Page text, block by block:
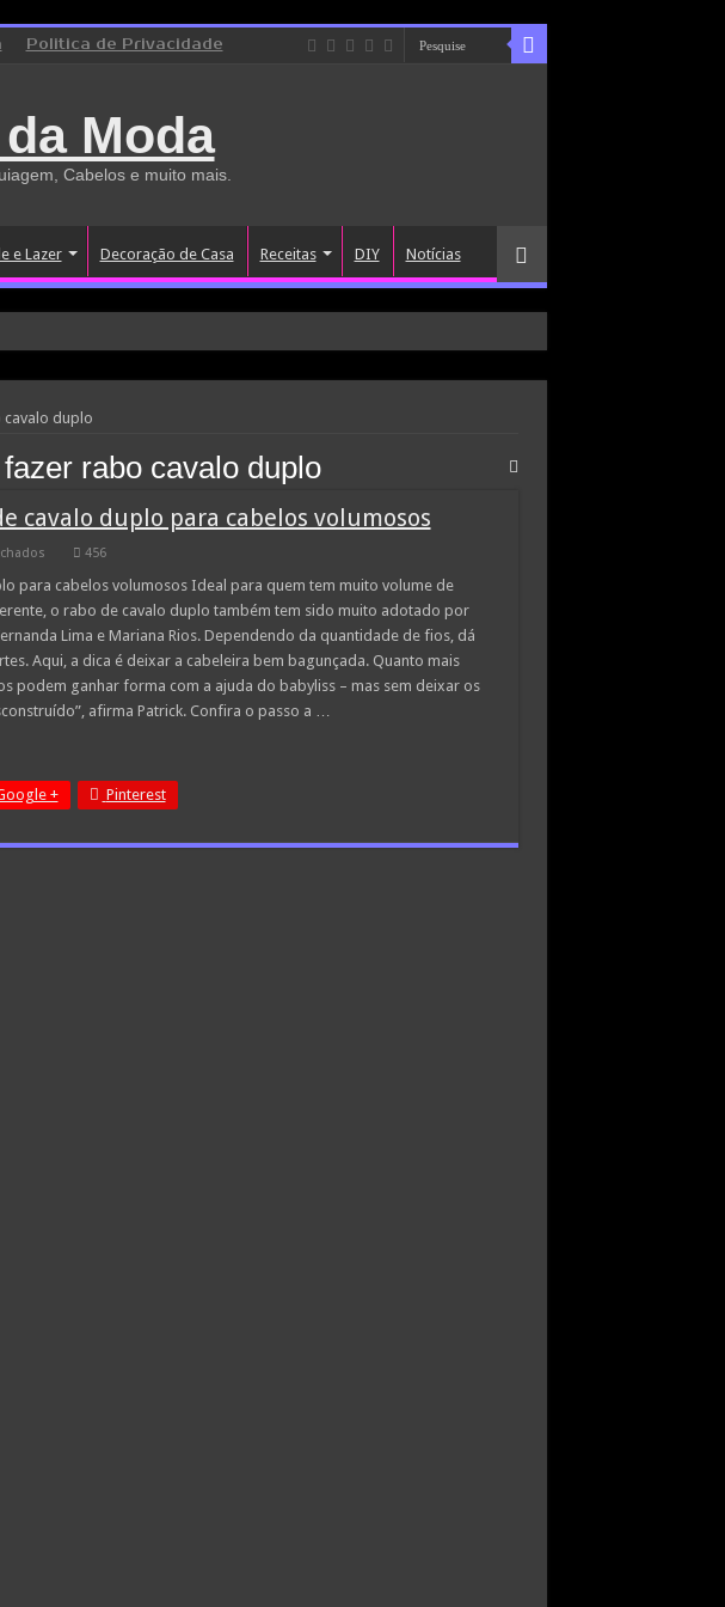
Politica de Privacidade
Moda
Cabelos e muito mais.
e Lazer Decoração de Casa Receitas DIY Notícias
cavalo duplo
rabo cavalo duplo
cavalo duplo para cabelos volumosos
em
a
rabo
de
cavalo
duplo
para
cabelos
volumosos
456
para cabelos volumosos Ideal para quem tem muito volume de
o rabo de cavalo duplo também tem sido muito adotado por
Lima e Mariana Rios. Dependendo da quantidade de fios, dá
Aqui, a dica é deixar a cabeleira bem bagunçada. Quanto mais
podem ganhar forma com a ajuda do babyliss – mas sem deixar os
afirma Patrick. Confira o passo a …
+ Pinterest